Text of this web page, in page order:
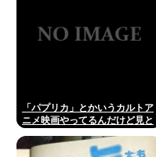
「パプリカ」とかいうカルトア
ニメ映画やってるんだけど見と